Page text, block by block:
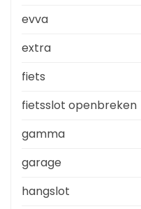
evva
extra
fiets
fietsslot openbreken
gamma
garage
hangslot